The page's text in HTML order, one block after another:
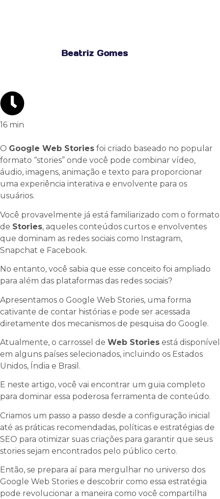
Beatriz Gomes
16 min
O Google Web Stories foi criado baseado no popular
formato “stories” onde você pode combinar vídeo,
áudio, imagens, animação e texto para proporcionar
uma experiência interativa e envolvente para os
usuários.
Você provavelmente já está familiarizado com o formato
de Stories, aqueles conteúdos curtos e envolventes
que dominam as redes sociais como Instagram,
Snapchat e Facebook.
No entanto, você sabia que esse conceito foi ampliado
para além das plataformas das redes sociais?
Apresentamos o Google Web Stories, uma forma
cativante de contar histórias e pode ser acessada
diretamente dos mecanismos de pesquisa do Google.
Atualmente, o carrossel de Web Stories está disponível
em alguns países selecionados, incluindo os Estados
Unidos, Índia e Brasil.
E neste artigo, você vai encontrar um guia completo
para dominar essa poderosa ferramenta de conteúdo.
Criamos um passo a passo desde a configuração inicial
até as práticas recomendadas, políticas e estratégias de
SEO para otimizar suas criações para garantir que seus
stories sejam encontrados pelo público certo.
Então, se prepara aí para mergulhar no universo dos
Google Web Stories e descobrir como essa estratégia
pode revolucionar a maneira como você compartilha